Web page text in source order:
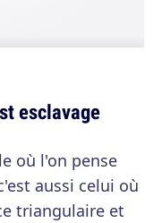
esclavage
où l'on pense
aussi celui où
triangulaire et